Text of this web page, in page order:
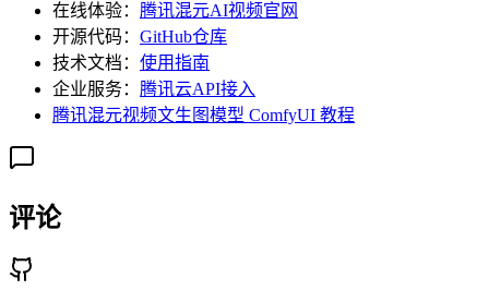
在线体验： 腾讯混元AI视频官网
开源代码： GitHub仓库
技术文档： 使用指南
企业服务： 腾讯云API接入
腾讯混元视频文生图模型 ComfyUI 教程
评论